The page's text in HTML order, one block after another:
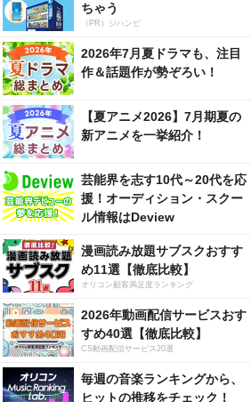
ちゃう
（PR）ジハンピ
2026年7月夏ドラマも、注目
作＆話題作が勢ぞろい！
【夏アニメ2026】7月期夏の
新アニメを一挙紹介！
芸能界を志す10代～20代を応
援！オーディション・スクー
ル情報はDeview
漫画読み放題サブスクおすす
め11選【徹底比較】
オリコン顧客満足度ランキング
2026年動画配信サービスおす
すめ40選【徹底比較】
CS動画配信サービス20選
毎週の音楽ランキングから、
ヒットの推移をチェック！